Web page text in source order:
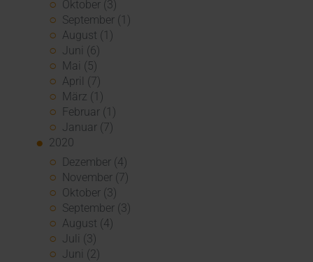
Oktober (3)
September (1)
August (1)
Juni (6)
Mai (5)
April (7)
März (1)
Februar (1)
Januar (7)
2020
Dezember (4)
November (7)
Oktober (3)
September (3)
August (4)
Juli (3)
Juni (2)